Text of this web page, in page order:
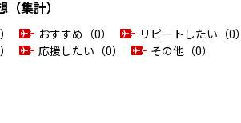
集計）
おすすめ（0） リピートしたい（0）
応援したい（0） その他（0）